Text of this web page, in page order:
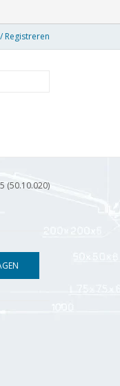
Registreren
(50.10.020)